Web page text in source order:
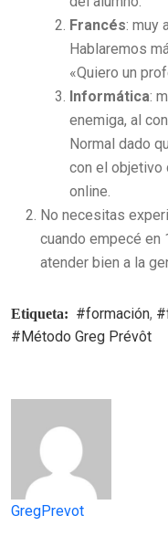
Francés: muy
Hablaremos
«Quiero un
Informática:
enemiga, al
Normal dado
con el objetivo
online.
No necesitas
cuando empecé en
atender bien a la
Etiqueta: #formación,
#Método Greg Prévôt
GregPrevot